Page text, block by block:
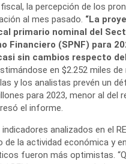
fiscal, la percepción de los
al mes pasado. “La
primario nominal del
Financiero (SPNF) para
sin cambios respecto
en $2.252 miles de
y los analistas prevén un
para 2023, menor al del
el informe.
analizados en el
de la actividad económica y
fueron más optimistas.